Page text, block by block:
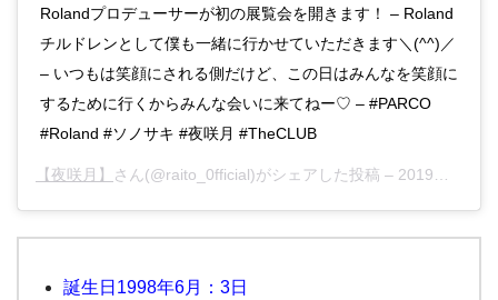
Rolandプロデューサーが初の展覧会を開きます！ – Roland
チルドレンとして僕も一緒に行かせていただきます＼(^^)／
– いつもは笑顔にされる側だけど、この日はみんなを笑顔に
するために行くからみんな会いに来てねー♡ – #PARCO
#Roland #ソノサキ #夜咲月 #TheCLUB
【夜咲月】 さん(@raito_0fficial)がシェアした投稿 – 2019年 2月月12日午前1時42分PST
誕生日1998年6月：3日